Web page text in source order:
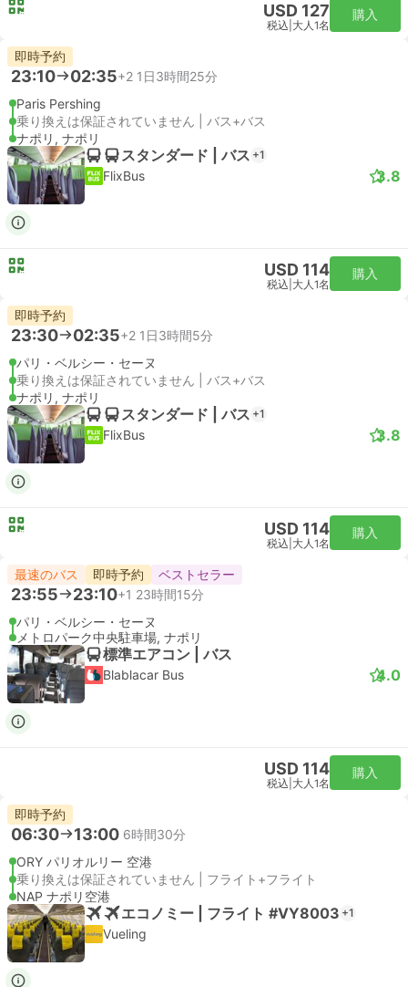
USD 127
税込 大人1名
購入
即時予約
23:10 02:35+2 1日3時間25分
Paris Pershing
乗り換えは保証されていません | バス+バス
ナポリ, ナポリ
スタンダード | バス +1
FlixBus 3.8
USD 114
税込 大人1名
購入
即時予約
23:30 02:35+2 1日3時間5分
パリ・ベルシー・セーヌ
乗り換えは保証されていません | バス+バス
ナポリ, ナポリ
スタンダード | バス +1
FlixBus 3.8
USD 114
税込 大人1名
購入
最速のバス 即時予約 ベストセラー
23:55 23:10+1 23時間15分
パリ・ベルシー・セーヌ
メトロパーク中央駐車場, ナポリ
標準エアコン | バス
Blablacar Bus 4.0
USD 114
税込 大人1名
購入
即時予約
06:30 13:00 6時間30分
ORY パリオルリー 空港
乗り換えは保証されていません | フライト+フライト
NAP ナポリ空港
エコノミー | フライト #VY8003 +1
Vueling